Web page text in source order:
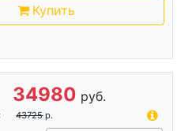
Купить
34980 руб.
43725 р.